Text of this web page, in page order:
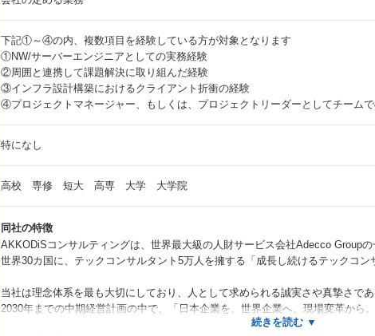
下記①～④の内、複数項目を経験している方が対象となります
①NW/サーバーエンジニアとしての実務経験
②周囲と連携して課題解決に取り組んだ経験
③インフラ設計構築におけるクライアント折衝の経験
④プロジェクトマネージャー、もしくは、プロジェクトリーダーとしてチーム
特になし
高校 専修 短大 高専 大学 大学院
同社の特徴
AKKODiSコンサルティングは、世界最大級の人財サービス会社Adecco Groupの
世界30カ国に、テックコンサルタント5万人を擁する「成長し続けるテックコン
当社は理念体系を最も大切にしており、人として求められる誠実さや真摯さであ
2030年までの中期経営計画の中で、「日本企業を、世界企業へ、現場変革から